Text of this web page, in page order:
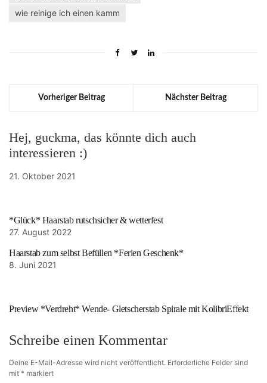
wie reinige ich einen kamm
Vorheriger Beitrag Nächster Beitrag
Hej, guckma, das könnte dich auch
interessieren :)
21. Oktober 2021
*Glück* Haarstab rutschsicher & wetterfest
27. August 2022
Haarstab zum selbst Befüllen *Ferien Geschenk*
8. Juni 2021
Preview *Verdreht* Wende- Gletscherstab Spirale mit KolibriEffekt
Schreibe einen Kommentar
Deine E-Mail-Adresse wird nicht veröffentlicht. Erforderliche Felder sind
mit * markiert